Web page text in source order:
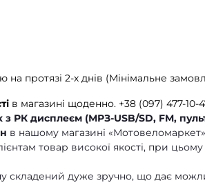
протязі 2-х днів (Мінімальне
в магазині щоденно. +38 (097) 477-10-
РК дисплеєм (МРЗ-USB/SD, FM,
в нашому магазині
товар високої якості, при
складений дуже зручно, що дає